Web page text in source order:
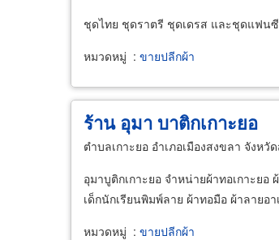
ชุดไทย ชุดราตรี ชุดเดรส และชุดแฟน
หมวดหมู่ : ขายปลีกผ้า
ร้าน อุมา บาติกเกาะยอ
ตำบลเกาะยอ อำเภอเมืองสงขลา จังหวั
อุมาบูติกเกาะยอ จำหน่ายผ้าทอเกาะยอ
เด็กนักเรียนพิมพ์ลาย ผ้าทอมือ ผ้าลายอ
หมวดหมู่ : ขายปลีกผ้า